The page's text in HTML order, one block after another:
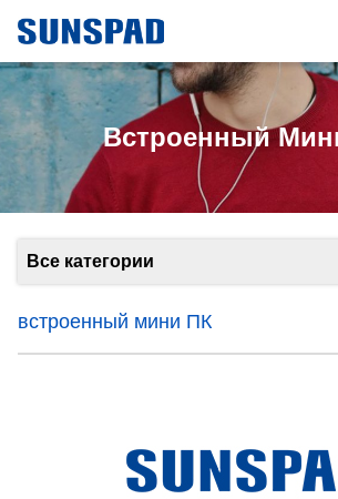
Встроенный
Все категории
встроенный мини ПК